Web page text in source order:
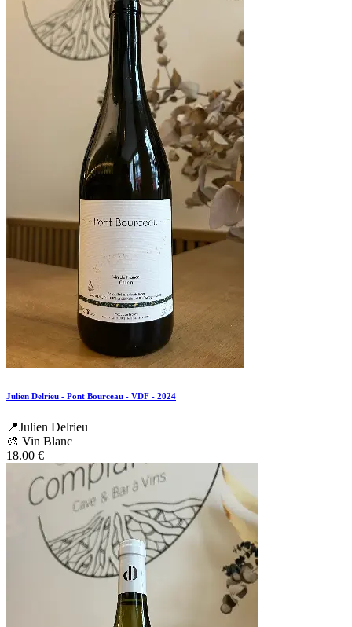
Julien Delrieu - Pont Bourceau - VDF - 2024
📍Julien Delrieu
🎨 Vin Blanc
18.00 €